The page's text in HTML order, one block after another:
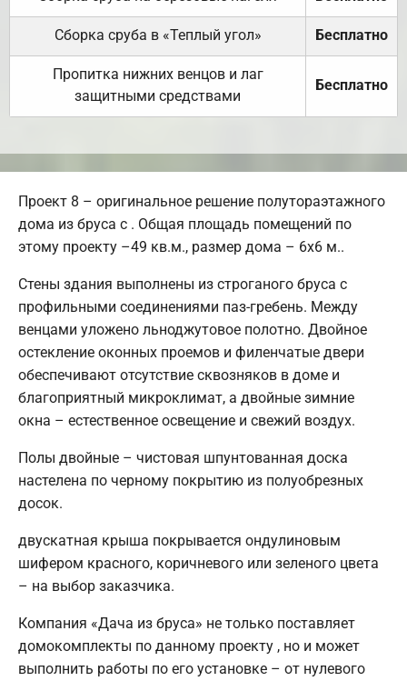
Сборка сруба в «Теплый угол» Бесплатно
Пропитка нижних венцов и лаг
защитными средствами
Бесплатно
Проект 8 – оригинальное решение полутораэтажного
дома из бруса с . Общая площадь помещений по
этому проекту –49 кв.м., размер дома – 6х6 м..
Стены здания выполнены из строганого бруса с
профильными соединениями паз-гребень. Между
венцами уложено льноджутовое полотно. Двойное
остекление оконных проемов и филенчатые двери
обеспечивают отсутствие сквозняков в доме и
благоприятный микроклимат, а двойные зимние
окна – естественное освещение и свежий воздух.
Полы двойные – чистовая шпунтованная доска
настелена по черному покрытию из полуобрезных
досок.
двускатная крыша покрывается ондулиновым
шифером красного, коричневого или зеленого цвета
– на выбор заказчика.
Компания «Дача из бруса» не только поставляет
домокомплекты по данному проекту , но и может
выполнить работы по его установке – от нулевого